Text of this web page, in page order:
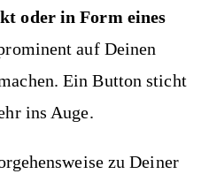
oder in Form eines
auf Deinen
Ein Button sticht
ins Auge.
zu Deiner